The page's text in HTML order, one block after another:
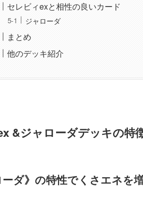
セレビィexと相性の良いカード
ジャローダ
まとめ
他のデッキ紹介
&ジャローダデッキの特
ーダ》の特性でくさエネ